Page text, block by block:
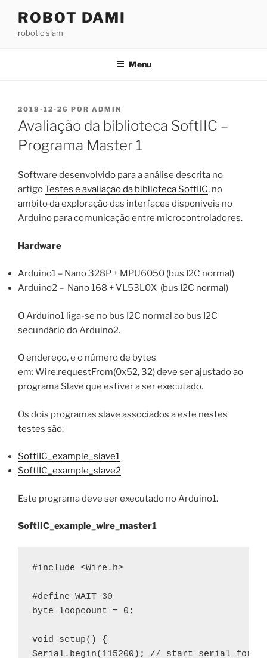
ROBOT DAMI
robotic slam
Menu
PUBLICADO
EM
2018-12-26 POR ADMIN
Avaliação da biblioteca SoftIIC –
Programa Master 1
Software desenvolvido para a análise descrita no
artigoTestes e avaliação da biblioteca SoftIIC, no
ambito da exploração das interfaces disponiveis no
Arduino para comunicação entre microcontroladores.
Hardware
Arduino1 – Nano 328P + MPU6050 (bus I2C normal)
Arduino2 – Nano 168 + VL53L0X (bus I2C normal)
O Arduino1 liga-se no bus I2C normal ao bus I2C
secundário do Arduino2.
O endereço, e o número de bytes
em: Wire.requestFrom(0x52, 32) deve ser ajustado ao
programa Slave que estiver a ser executado.
Os dois programas slave associados a este nestes
testes são:
SoftIIC_example_slave1
SoftIIC_example_slave2
Este programa deve ser executado no Arduino1.
SoftIIC_example_wire_master1
#include <Wire.h>
#define WAIT 30
byte loopcount = 0;
void setup() {
Serial.begin(115200); // start serial for